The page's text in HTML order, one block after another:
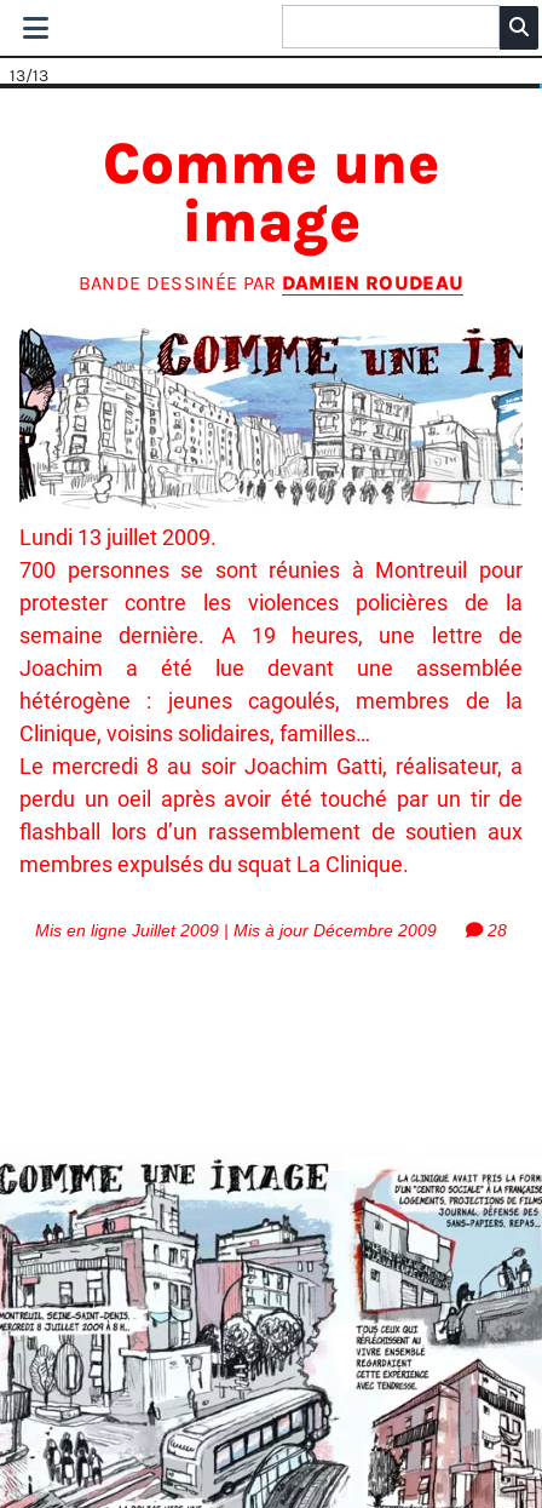
13/13
Comme une
image
BANDE DESSINÉE PAR DAMIEN ROUDEAU
Lundi 13 juillet 2009.
700 personnes se sont réunies à Montreuil pour
protester contre les violences policières de la
semaine dernière. A 19 heures, une lettre de
Joachim a été lue devant une assemblée
hétérogène : jeunes cagoulés, membres de la
Clinique, voisins solidaires, familles…
Le mercredi 8 au soir Joachim Gatti, réalisateur, a
perdu un oeil après avoir été touché par un tir de
flashball lors d’un rassemblement de soutien aux
membres expulsés du squat La Clinique.
Mis en ligne Juillet 2009 | Mis à jour Décembre 2009 28